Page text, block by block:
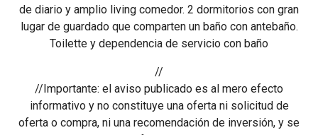
de diario y amplio living comedor. 2 dormitorios con gran
lugar de guardado que comparten un baño con antebaño.
Toilette y dependencia de servicio con baño
//
//Importante: el aviso publicado es al mero efecto
informativo y no constituye una oferta ni solicitud de
oferta o compra, ni una recomendación de inversión, y se